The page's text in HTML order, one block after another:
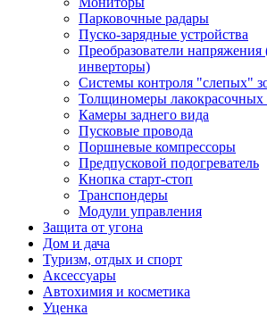
Парковочные радары
Пуско-зарядные устройства
Преобразователи
инверторы)
Системы контроля "слепых"
Толщиномеры
Камеры заднего вида
Пусковые провода
Поршневые компрессоры
Предпусковой подогреватель
Кнопка старт-стоп
Транспондеры
Модули управления
Защита от угона
Дом и дача
Туризм, отдых и спорт
Аксессуары
Автохимия и косметика
Уценка